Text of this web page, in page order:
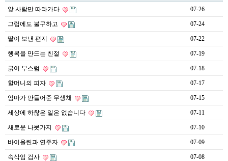
앞 사람만 따라가다 07-26
그럼에도 불구하고 07-24
딸이 보낸 편지 07-22
행복을 만드는 친절 07-19
긁어 부스럼 07-18
할머니의 피자 07-17
엄마가 만들어준 무생채 07-15
세상에 하찮은 일은 없습니다 07-11
새로운 나뭇가지 07-10
바이올린과 연주자 07-09
속삭임 검사 07-08